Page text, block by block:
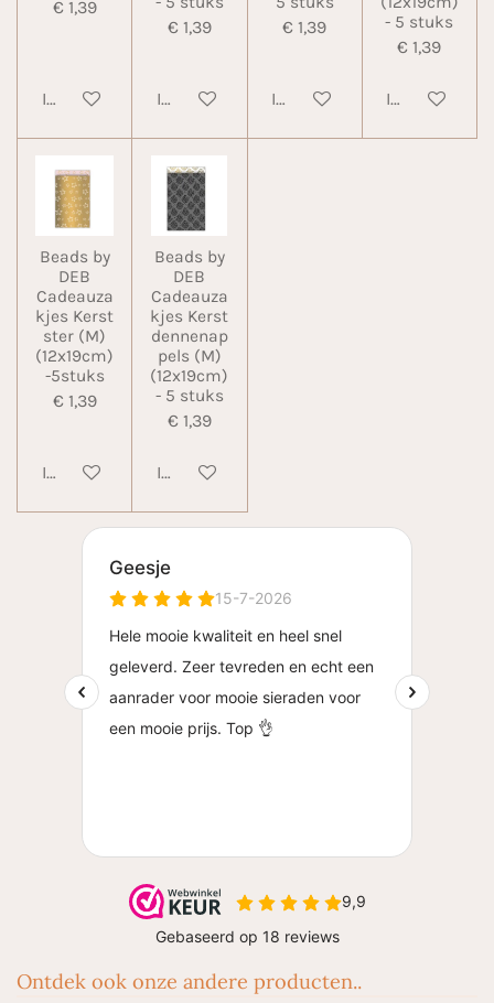
€ 1,39
In winkelwagen
€ 1,39
In winkelwagen
€ 1,39
In winkelwagen
- 5 stuks
€ 1,39
In
Beads by
DEB
Cadeauza
kjes Kerst
ster (M)
(12x19cm)
-5stuks
€ 1,39
In winkelwagen
Beads by
DEB
Cadeauza
kjes Kerst
dennenap
pels (M)
(12x19cm)
- 5 stuks
€ 1,39
In winkelwagen
Ontdek ook onze andere producten..